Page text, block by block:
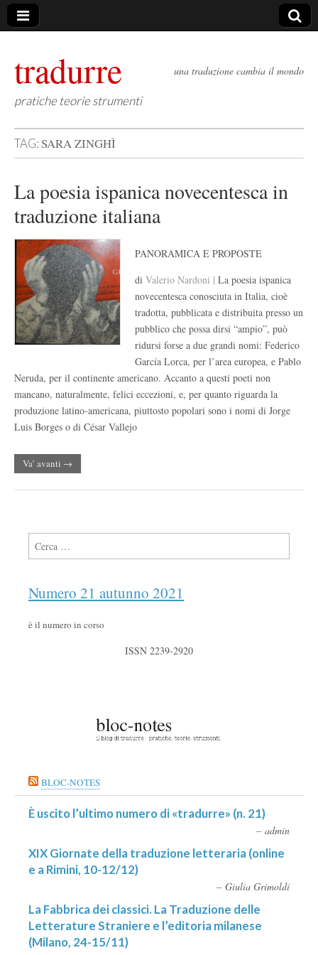
tradurre
pratiche teorie strumenti
una traduzione cambia il mondo
TAG:SARA ZINGHÌ
La poesia ispanica novecentesca in
traduzione italiana
PANORAMICA E PROPOSTE
di Valerio Nardoni | La poesia ispanica
novecentesca conosciuta in Italia, cioè
tradotta, pubblicata e distribuita presso un
pubblico che possa dirsi “ampio”, può
ridursi forse a due grandi nomi: Federico
García Lorca, per l’area europea, e Pablo
Neruda, per il continente americano. Accanto a questi poeti non
mancano, naturalmente, felici eccezioni, e, per quanto riguarda la
produzione latino-americana, piuttosto popolari sono i nomi di Jorge
Luis Borges o di César Vallejo
Va’ avanti →
Ricerca per:
Numero 21 autunno 2021
è il numero in corso
ISSN 2239-2920
BLOC-NOTES
È uscito l’ultimo numero di «tradurre» (n. 21)
admin
XIX Giornate della traduzione letteraria (online
e a Rimini, 10-12/12)
Giulia Grimoldi
La Fabbrica dei classici. La Traduzione delle
Letterature Straniere e l’editoria milanese
(Milano, 24-15/11)